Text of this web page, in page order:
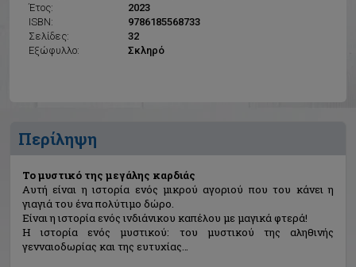
Έτος:
2023
ISBN:
9786185568733
Σελίδες:
32
Εξώφυλλο:
Σκληρό
Περίληψη
Το μυστικό της μεγάλης καρδιάς
Αυτή είναι η ιστορία ενός μικρού αγοριού που του κάνει η
γιαγιά του ένα πολύτιμο δώρο.
Είναι η ιστορία ενός ινδιάνικου καπέλου με μαγικά φτερά!
Η ιστορία ενός μυστικού: του μυστικού της αληθινής
γενναιοδωρίας και της ευτυχίας…